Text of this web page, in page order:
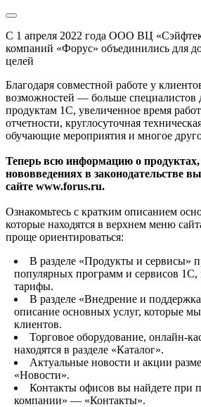
С 1 апреля 2022 года ООО ВЦ
компаний «Форус» объединились для
целей
Благодаря совместной работе у
возможностей — больше специалистов
продуктам 1С, увеличенное время
отчетности, круглосуточная
обучающие мероприятия и многое
Теперь всю информацию о продуктах,
нововведениях в законодательстве
сайте www.forus.ru.
Ознакомьтесь с кратким описанием
которые находятся в верхнем меню
проще ориентироваться:
В разделе «Продукты и сервисы»
популярных программ и сервисов
тарифы.
В разделе «Внедрение и
описание основных услуг, которые
клиентов.
Торговое оборудование, онлайн-
находятся в разделе «Каталог».
Актуальные новости и акции
«Новости».
Контакты офисов вы найдете при
компании» — «Контакты».